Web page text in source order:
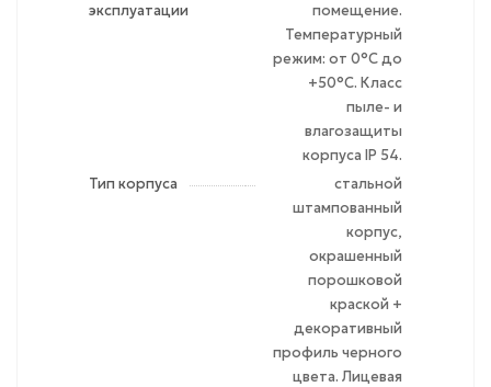
эксплуатации
помещение.
Температурный
режим: от 0°C до
+50°C. Класс
пыле- и
влагозащиты
корпуса IP 54.
Тип корпуса
стальной
штампованный
корпус,
окрашенный
порошковой
краской +
декоративный
профиль черного
цвета. Лицевая